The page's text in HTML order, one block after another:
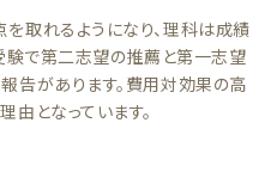
取れるようになり、理科は成績
験で第二志望の推薦と第一志望
告があります。費用対効果の高
由となっています。